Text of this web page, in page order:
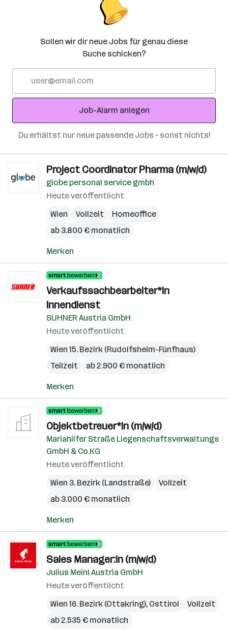
Sollen wir dir neue Jobs für genau diese
Suche schicken?
Adresse
Job-Alarm anlegen
Du erhältst nur neue passende Jobs – sonst nichts!
Project Coordinator Pharma (m/w/d)
globe personal service gmbh
Heute veröffentlicht
Wien
Vollzeit
Homeoffice
ab 3.800 € monatlich
Merken
Verkaufssachbearbeiter*in
Innendienst
SUHNER Austria GmbH
Heute veröffentlicht
Wien 15. Bezirk (Rudolfsheim-Fünfhaus)
Teilzeit
ab 2.900 € monatlich
Merken
Objektbetreuer*in (m/w/d)
Mariahilfer Straße Liegenschaftsverwaltungs
GmbH & Co.KG
Heute veröffentlicht
Wien 3. Bezirk (Landstraße)
Vollzeit
ab 3.000 € monatlich
Merken
Sales Manager:in (m/w/d)
Julius Meinl Austria GmbH
Heute veröffentlicht
Wien 16. Bezirk (Ottakring), Osttirol
Vollzeit
ab 2.535 € monatlich